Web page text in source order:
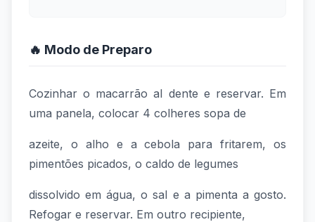
🔥 Modo de Preparo
Cozinhar o macarrão al dente e reservar. Em
uma panela, colocar 4 colheres sopa de
azeite, o alho e a cebola para fritarem, os
pimentões picados, o caldo de legumes
dissolvido em água, o sal e a pimenta a gosto.
Refogar e reservar. Em outro recipiente,